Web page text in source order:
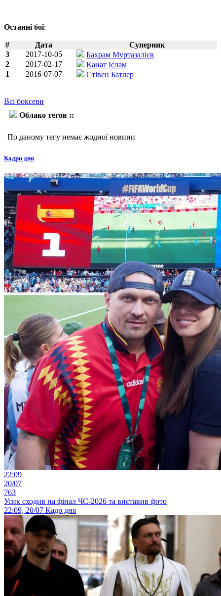
Останні бої:
# Дата
Суперник
3
2017-10-05
Бахрам Муртазалієв
2
2017-02-17
Канат Іслам
1
2016-07-07 Стівен Батлер
Всі боксери
Облако тегов ::
По даному тегу немає жодної новини
Кадри дня
22:09
20/07
763
Усик сходив на фінал ЧС-2026 та виставив фото
22:09, 20/07 Кадр дня